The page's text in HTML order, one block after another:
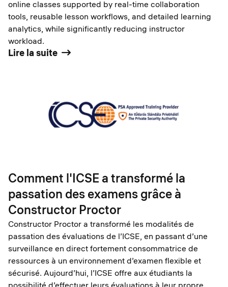
online classes supported by real-time collaboration
tools, reusable lesson workflows, and detailed learning
analytics, while significantly reducing instructor
workload.
Lire la suite
Comment l'ICSE a transformé la
passation des examens grâce à
Constructor Proctor
Constructor Proctor a transformé les modalités de
passation des évaluations de l’ICSE, en passant d’une
surveillance en direct fortement consommatrice de
ressources à un environnement d’examen flexible et
sécurisé. Aujourd’hui, l’ICSE offre aux étudiants la
possibilité d’effectuer leurs évaluations à leur propre